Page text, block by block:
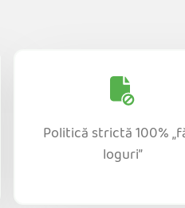
Politică strictă 100%
loguri”